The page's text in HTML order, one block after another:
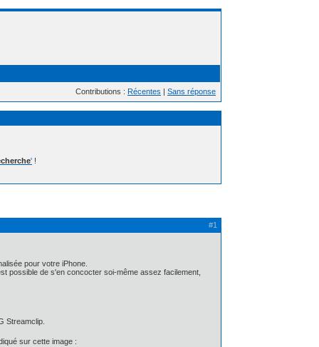
Contributions : Récentes | Sans réponse
' !
#1
pour votre iPhone.
possible de s'en concocter soi-même assez facilement,
Streamclip.
sur cette image :